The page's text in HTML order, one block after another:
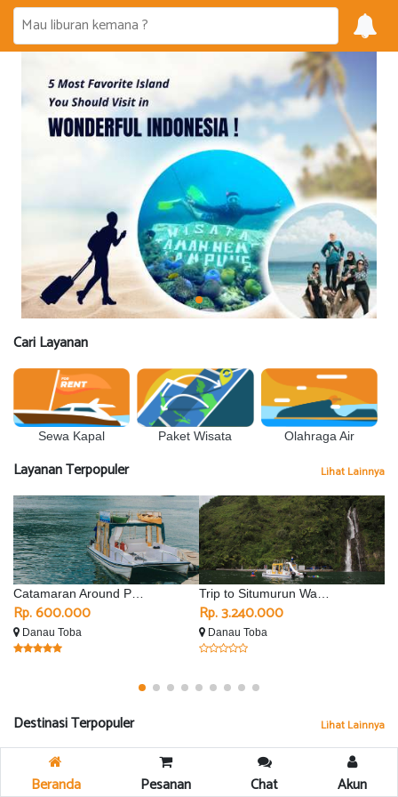
Cari Layanan
Sewa Kapal Paket Wisata Olahraga Air
Layanan Terpopuler Lihat Lainnya
Rp. 600.000
Danau Toba
Rp. 3.240.000
Danau Toba
Destinasi Terpopuler Lihat Lainnya
Beranda Pesanan Chat Akun